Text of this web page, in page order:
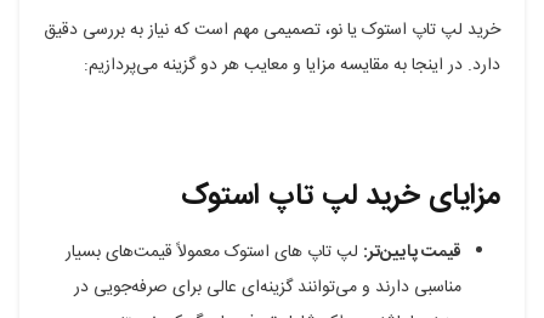
خرید لپ تاپ استوک یا نو، تصمیمی مهم است که نیاز به بررسی دقیق
دارد. در اینجا به مقایسه مزایا و معایب هر دو گزینه می‌پردازیم:
مزایای خرید لپ تاپ استوک
قیمت پایین‌تر: لپ تاپ های استوک معمولاً قیمت‌های بسیار
مناسبی دارند و می‌توانند گزینه‌ای عالی برای صرفه‌جویی در